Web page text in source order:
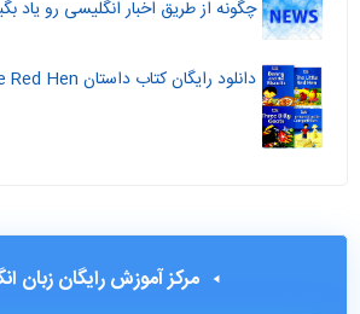
چگونه از طریق اخبار انگلیسی رو یاد
دانلود رایگان کتاب داستان The Little Red Hen
مرکز آموزش رایگان زبان